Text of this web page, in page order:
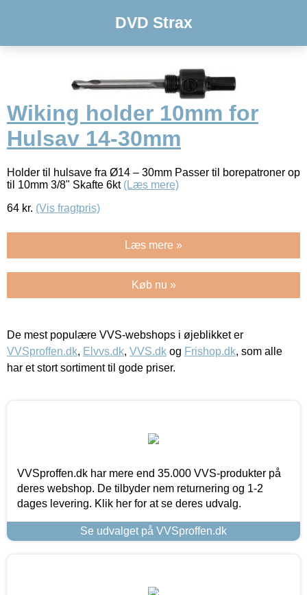
DVD Strax
Wiking holder 10mm for
Hulsav 14-30mm
Holder til hulsave fra Ø14 – 30mm Passer til borepatroner op
til 10mm 3/8" Skafte 6kt (Læs mere)
64 kr. (Vis fragtpris)
Læs mere »
Køb nu »
De mest populære VVS-webshops i øjeblikket er
VVSproffen.dk, Elvvs.dk, VVS.dk og Frishop.dk, som alle
har et stort sortiment til gode priser.
VVSproffen.dk har mere end 35.000 VVS-produkter på
deres webshop. De tilbyder nem returnering og 1-2
dages levering. Klik her for at se deres udvalg.
Se udvalget på VVSproffen.dk